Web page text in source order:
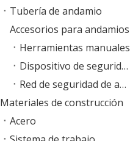
Tubería de andamio
Accesorios para andamios
Herramientas manuales
Dispositivo de seguridad para andamios
Red de seguridad de andamios
Materiales de construcción
Acero